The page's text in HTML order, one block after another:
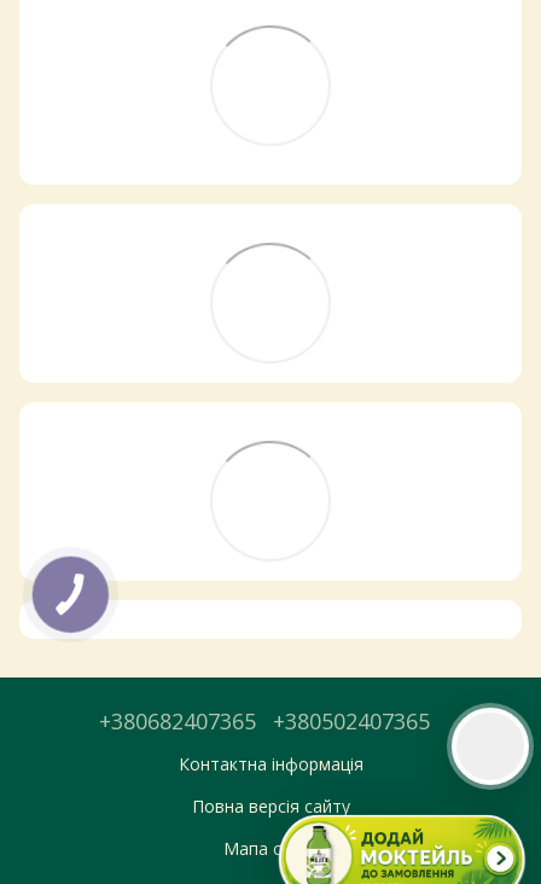
+380682407365 +380502407365
Контактна інформація
Повна версія сайту
Мапа сайту
Тепер онлайн-замовлення можна